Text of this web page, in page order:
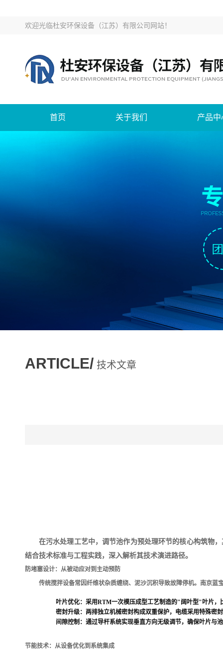
欢迎光临杜安环保设备（江苏）有限公司网站！
首页 关于我们 产品中
ARTICLE/ 技术文章
在污水处理工艺中，调节池作为预处理环节的核心构筑物
结合技术标准与工程实践，深入解析其技术演进路径。
防堵塞设计：从被动应对到主动预防
传统搅拌设备常因纤维状杂质缠绕、泥沙沉积导致故障停机。南京蓝
叶片优化：采用RTM一次模压成型工艺制造的"阔叶型"叶片，
密封升级：两排独立机械密封构成双重保护，电缆采用特殊密
间隙控制：通过导杆系统实现垂直方向无级调节，确保叶片与
节能技术：从设备优化到系统集成